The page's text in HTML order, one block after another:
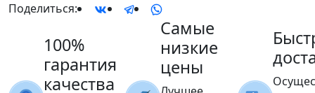
Поделиться:
100%
гарантия
качества
Самые
низкие
цены